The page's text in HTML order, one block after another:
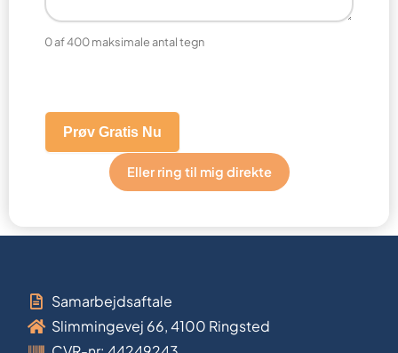
0 af 400 maksimale antal tegn
Eller ring til mig direkte
Samarbejdsaftale
Slimmingevej 66, 4100 Ringsted